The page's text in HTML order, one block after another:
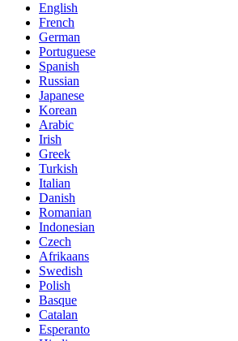
English
French
German
Portuguese
Spanish
Russian
Japanese
Korean
Arabic
Irish
Greek
Turkish
Italian
Danish
Romanian
Indonesian
Czech
Afrikaans
Swedish
Polish
Basque
Catalan
Esperanto